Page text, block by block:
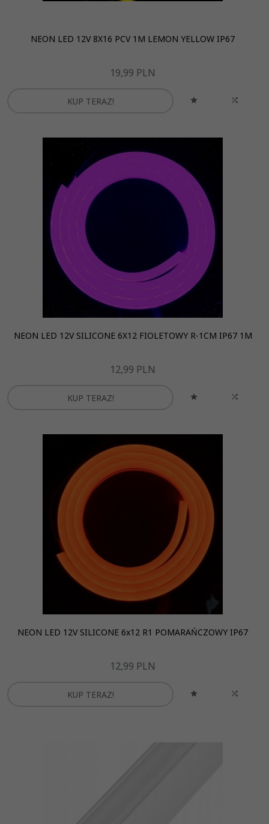
NEON LED 12V 8X16 PCV 1M LEMON YELLOW IP67
19,99 PLN
KUP TERAZ!
NEON LED 12V SILICONE 6X12 FIOLETOWY R-1CM IP67 1M
12,99 PLN
KUP TERAZ!
NEON LED 12V SILICONE 6x12 R1 POMARAŃCZOWY IP67
12,99 PLN
KUP TERAZ!